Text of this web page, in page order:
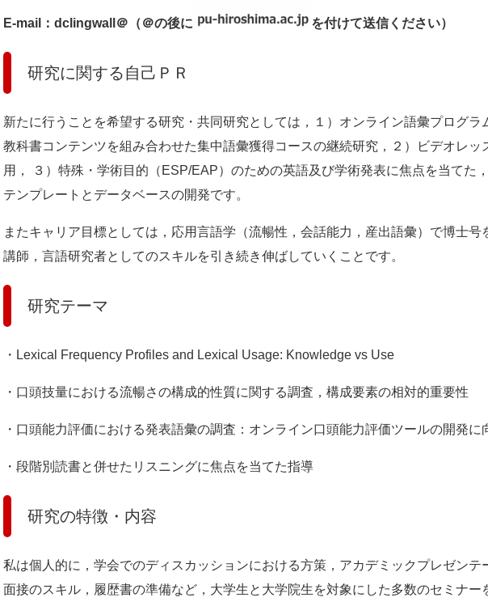
E-mail：dclingwall＠（＠の後に を付けて送信ください）
研究に関する自己ＰＲ
新たに行うことを希望する研究・共同研究としては，１）オンライン語彙プログラ
教科書コンテンツを組み合わせた集中語彙獲得コースの継続研究，２）ビデオレッ
用， ３）特殊・学術目的（ESP/EAP）のための英語及び学術発表に焦点を当てた
テンプレートとデータベースの開発です。
またキャリア目標としては，応用言語学（流暢性，会話能力，産出語彙）で博士号
講師，言語研究者としてのスキルを引き続き伸ばしていくことです。
研究テーマ
・Lexical Frequency Profiles and Lexical Usage: Knowledge vs Use
・口頭技量における流暢さの構成的性質に関する調査，構成要素の相対的重要性
・口頭能力評価における発表語彙の調査：オンライン口頭能力評価ツールの開発に
・段階別読書と併せたリスニングに焦点を当てた指導
研究の特徴・内容
私は個人的に，学会でのディスカッションにおける方策，アカデミックプレゼンテ
面接のスキル，履歴書の準備など，大学生と大学院生を対象にした多数のセミナー